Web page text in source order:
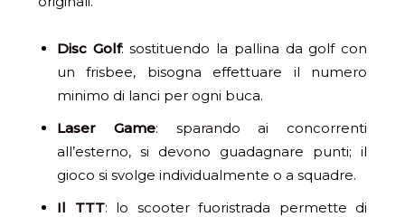
Disc Golf: sostituendo la pallina da golf con
un frisbee, bisogna effettuare il numero
minimo di lanci per ogni buca.
Laser Game: sparando ai concorrenti
all’esterno, si devono guadagnare punti; il
gioco si svolge individualmente o a squadre.
Il TTT: lo scooter fuoristrada permette di